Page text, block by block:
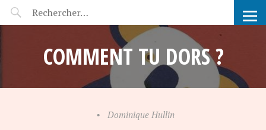
POP-UP FÉERIE
COMMENT TU DORS ?
• Dominique Hullin